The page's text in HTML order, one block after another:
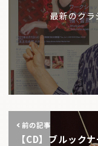
最新のク
前の記事
【CD】ブルック